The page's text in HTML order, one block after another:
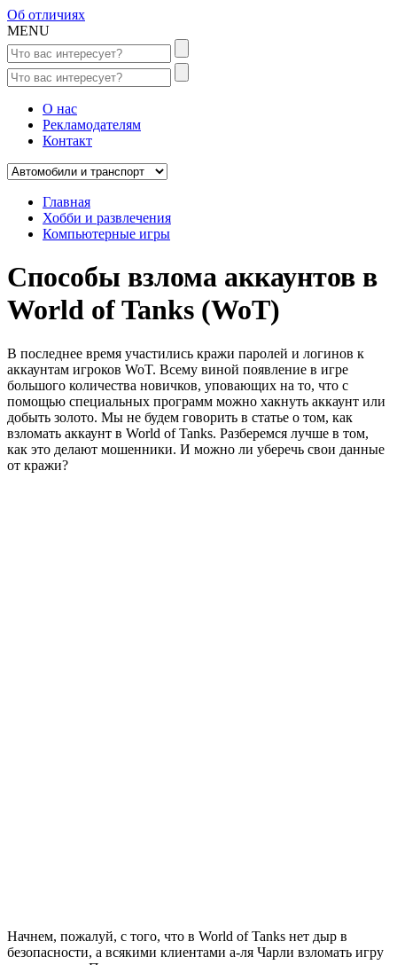
Об отличиях
MENU
О нас
Рекламодателям
Контакт
Главная
Хобби и развлечения
Компьютерные игры
Способы взлома аккаунтов в
World of Tanks (WoT)
В последнее время участились кражи паролей и логинов к
аккаунтам игроков WoT. Всему виной появление в игре
большого количества новичков, уповающих на то, что с
помощью специальных программ можно хакнуть аккаунт или
добыть золото. Мы не будем говорить в статье о том, как
взломать аккаунт в World of Tanks. Разберемся лучше в том,
как это делают мошенники. И можно ли уберечь свои данные
от кражи?
Начнем, пожалуй, с того, что в World of Tanks нет дыр в
безопасности, а всякими клиентами а-ля Чарли взломать игру